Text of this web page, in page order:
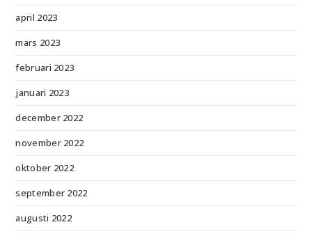
april 2023
mars 2023
februari 2023
januari 2023
december 2022
november 2022
oktober 2022
september 2022
augusti 2022